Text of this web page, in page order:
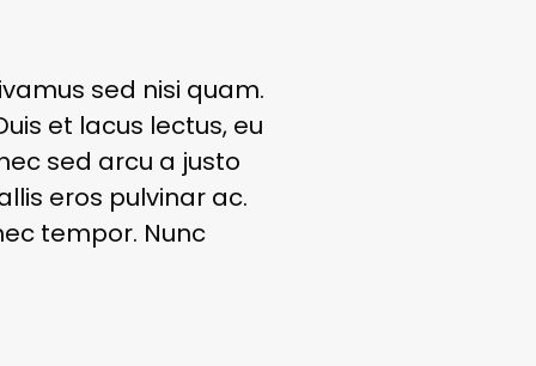
sed nisi quam.
et lacus lectus, eu
sed arcu a justo
eros pulvinar ac.
tempor. Nunc